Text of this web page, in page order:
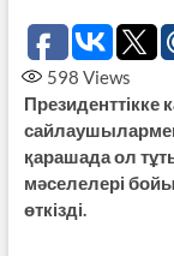
598 Views
Президенттікке
қарашада ол
мәселелері
өткізді.